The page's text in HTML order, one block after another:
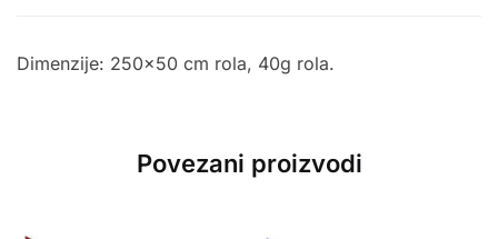
Dimenzije: 250×50 cm rola, 40g rola.
Povezani proizvodi